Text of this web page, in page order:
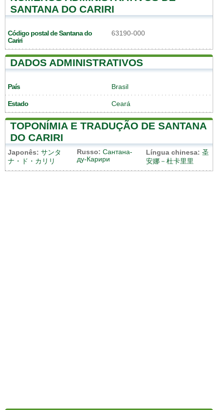
SANTANA DO CARIRI
Código postal de Santana do
Cariri
63190-000
DADOS ADMINISTRATIVOS
País Brasil
Estado Ceará
TOPONÍMIA E TRADUÇÃO DE SANTANA
DO CARIRI
Japonês: サンタ
ナ・ド・カリリ
Russo: Сантана-
ду-Карири
Língua chinesa: 圣
安娜－杜卡里里